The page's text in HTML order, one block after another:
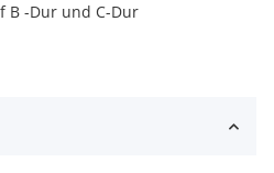
B -Dur und C-Dur